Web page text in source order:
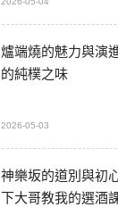
爐端燒的魅力與演
的純樸之味
2026-05-03
神樂坂的道別與初
下大哥教我的選酒